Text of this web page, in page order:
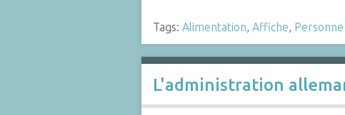
Tags: Alimentation, Affiche, Personne
L'administration